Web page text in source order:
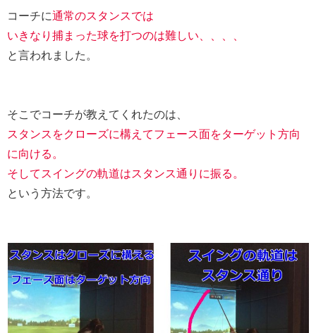
コーチに通常のスタンスでは
いきなり捕まった球を打つのは難しい、、、、
と言われました。
そこでコーチが教えてくれたのは、
スタンスをクローズに構えてフェース面をターゲット方向
に向ける。
そしてスイングの軌道はスタンス通りに振る。
という方法です。